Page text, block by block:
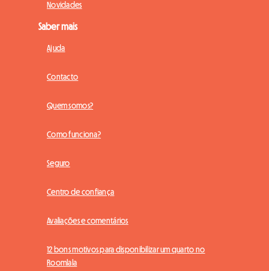
Novidades
Saber mais
Ajuda
Contacto
Quem somos?
Como funciona?
Seguro
Centro de confiança
Avaliações e comentários
12 bons motivos para disponibilizar um quarto no
Roomlala